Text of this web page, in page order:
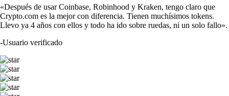
«Después de usar Coinbase, Robinhood y Kraken, tengo claro que
Crypto.com es la mejor con diferencia. Tienen muchísimos tokens.
Llevo ya 4 años con ellos y todo ha ido sobre ruedas, ni un solo fallo».
-Usuario verificado